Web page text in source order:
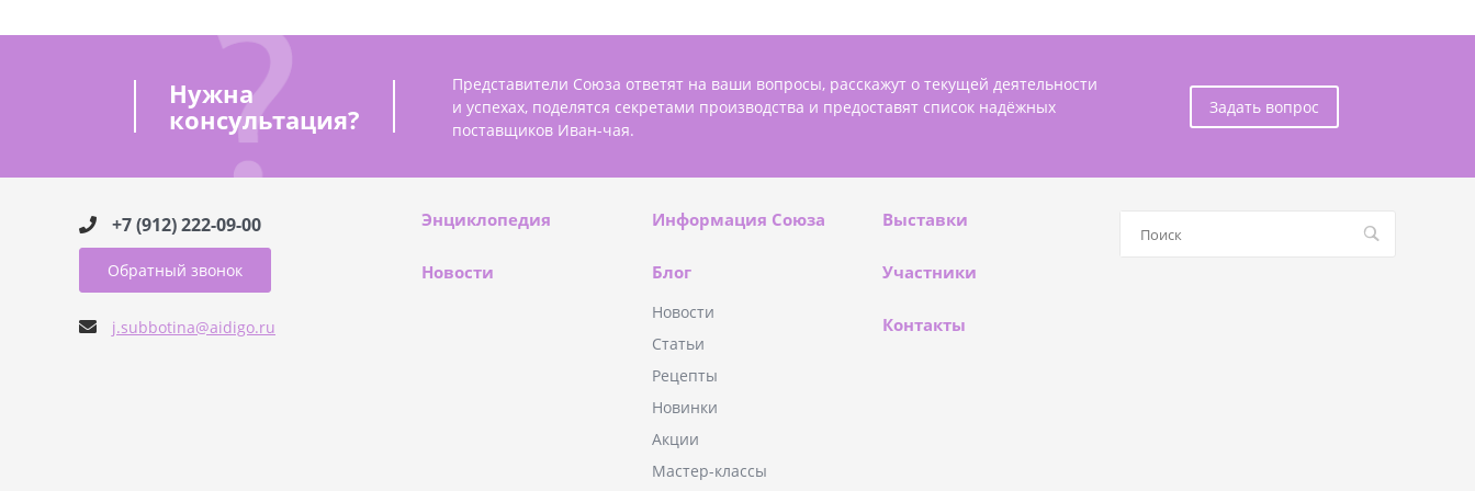
Нужна
консультация?
Представители Союза ответят на ваши вопросы, расскажут о текущей деятельности
и успехах, поделятся секретами производства и предоставят список надёжных
поставщиков Иван-чая.
Задать вопрос
+7 (912) 222-09-00
Обратный звонок
j.subbotina@aidigo.ru
Энциклопедия Информация Союза Выставки
Новости Блог
Новости
Статьи
Рецепты
Новинки
Акции
Мастер-классы
Участники
Контакты